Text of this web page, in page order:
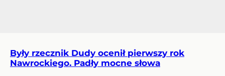
Były rzecznik Dudy ocenił pierwszy rok
Nawrockiego. Padły mocne słowa